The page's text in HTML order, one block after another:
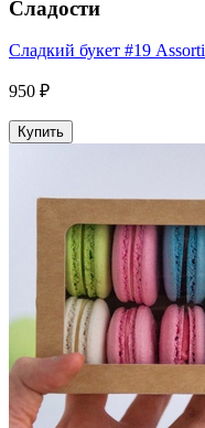
Сладости
Сладкий букет #19 Assorti
950 ₽
Купить